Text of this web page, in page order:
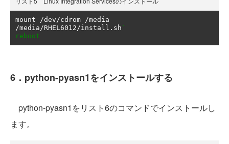
mount /dev/cdrom /
/media/RHEL6012/install . sh `
reboot
6．python-pyasn1をインストールする
python-pyasn1をリスト6のコマンドでインストールし
ます。